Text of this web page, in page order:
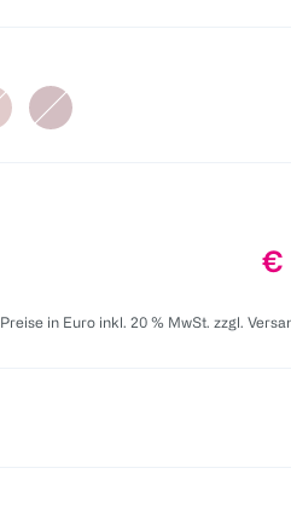
€
Preise in Euro inkl. 20 % MwSt. zzgl.